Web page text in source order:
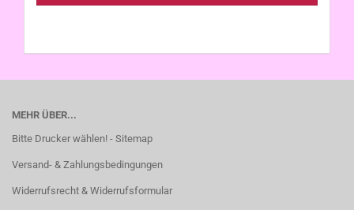
MEHR ÜBER...
Bitte Drucker wählen! - Sitemap
Versand- & Zahlungsbedingungen
Widerrufsrecht & Widerrufsformular